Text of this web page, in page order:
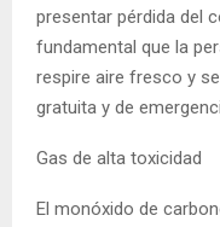
presentar pérdida del
fundamental que la
respire aire fresco y
gratuita y de
Gas de alta toxicidad
El monóxido de